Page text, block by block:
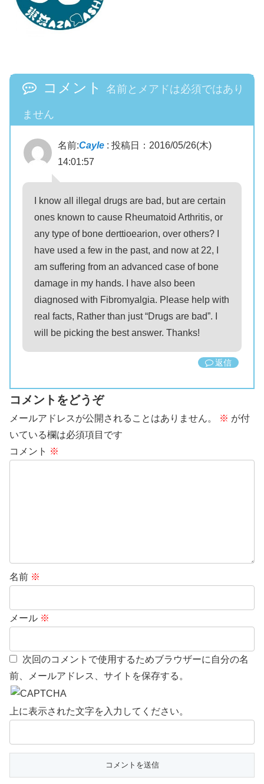
コメント 名前とメアドは必須ではあり
ません
名前:Cayle : 投稿日：2016/05/26(木)
14:01:57
I know all illegal drugs are bad, but are certain
ones known to cause Rheumatoid Arthritis, or
any type of bone derttioearion, over others? I
have used a few in the past, and now at 22, I
am suffering from an advanced case of bone
damage in my hands. I have also been
diagnosed with Fibromyalgia. Please help with
real facts, Rather than just “Drugs are bad”. I
will be picking the best answer. Thanks!
返信
コメントをどうぞ
メールアドレスが公開されることはありません。 ※ が付
いている欄は必須項目です
コメント ※
名前 ※
メール ※
次回のコメントで使用するためブラウザーに自分の名
前、メールアドレス、サイトを保存する。
上に表示された文字を入力してください。